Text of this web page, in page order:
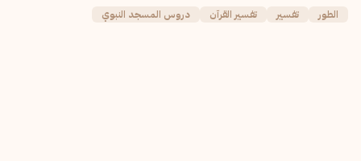
الطور تفسير تفسير القرآن دروس المسجد النبوي